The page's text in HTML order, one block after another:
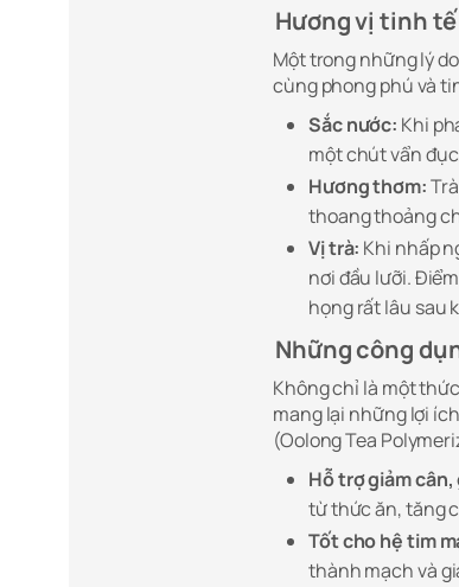
Hương vị tinh
Một trong những lý
cùng phong phú và
Sắc nước: Khi
một chút vẩn
Hương thơm:
thoang thoảng
Vị trà: Khi nhấp
nơi đầu lưỡi.
họng rất lâu sau
Những công
Không chỉ là một
mang lại những lợi
(Oolong Tea
Hỗ trợ giảm cân,
từ thức ăn, tăng
Tốt cho hệ tim
thành mạch và